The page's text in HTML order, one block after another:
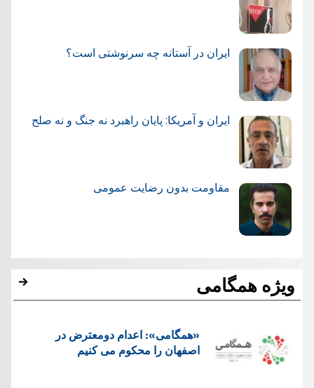
ایران در آستانه چه سرنوشتی است؟
ایران و آمریکا: پایان راهبرد نه جنگ و نه صلح
مقاومت بدون رضایت عمومی
ویژه همگامی
«همگامی»: اعدام دومعترض در
اصفهان را محکوم می کنیم